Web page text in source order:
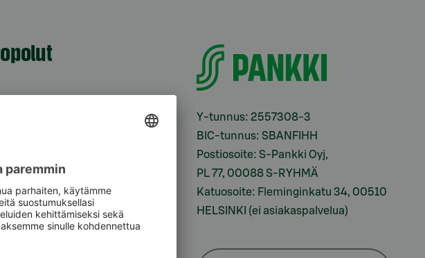
asiakastietosi
asiakkaaksi
Y-tunnus: 2557308-3
BIC-tunnus: SBANFIHH
Postiosoite: S-Pankki Oyj,
PL 77, 00088 S-RYHMÄ
Katuosoite: Fleminginkatu 34, 00510
HELSINKI (ei asiakaspalvelua)